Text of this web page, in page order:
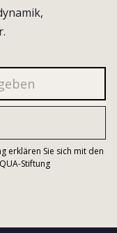
erklären Sie sich mit den
Stiftung